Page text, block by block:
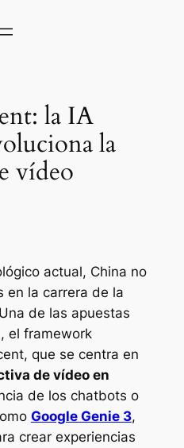
la IA
la
vídeo
actual, China no
en la carrera de la
de las apuestas
, el framework
que se centra en
de vídeo en
de los chatbots o
Google Genie 3,
crear experiencias